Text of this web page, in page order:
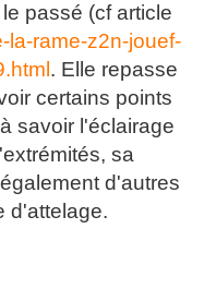
passé (cf article
la-rame-z2n-jouef-
. Elle repasse
certains points
savoir l'éclairage
sa
d'autres
d'attelage.